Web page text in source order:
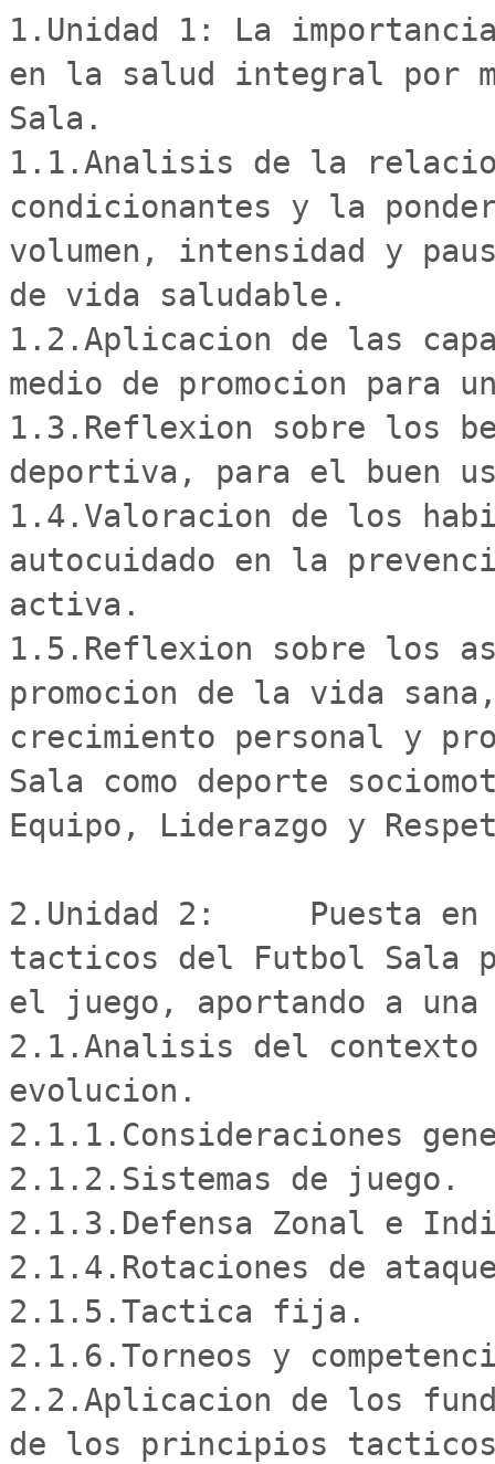
1.Unidad 1: La
en la salud integral por
Sala.
1.1.Analisis de la
condicionantes y la
volumen, intensidad y
de vida saludable.
1.2.Aplicacion de las
medio de promocion para
1.3.Reflexion sobre los
deportiva, para el buen
1.4.Valoracion de los
autocuidado en la
activa.
1.5.Reflexion sobre los
promocion de la vida
crecimiento personal y
Sala como deporte
Equipo, Liderazgo y
2.Unidad 2:	Puesta en practica de los fundamentos
tacticos del Futbol Sala
el juego, aportando a
2.1.Analisis del
evolucion.
2.1.1.Consideraciones
2.1.2.Sistemas de juego.
2.1.3.Defensa Zonal e
2.1.4.Rotaciones de
2.1.5.Tactica fija.
2.1.6.Torneos y
2.2.Aplicacion de los
de los principios